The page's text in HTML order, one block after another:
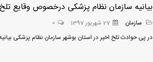
بیانیه سازمان نظام پزشکی درخصوص وقایع
سازمان 27 شهریور 1397
0
در پی حوادث تلخ اخیر در استان بوشهر سازمان نظام پزشکی